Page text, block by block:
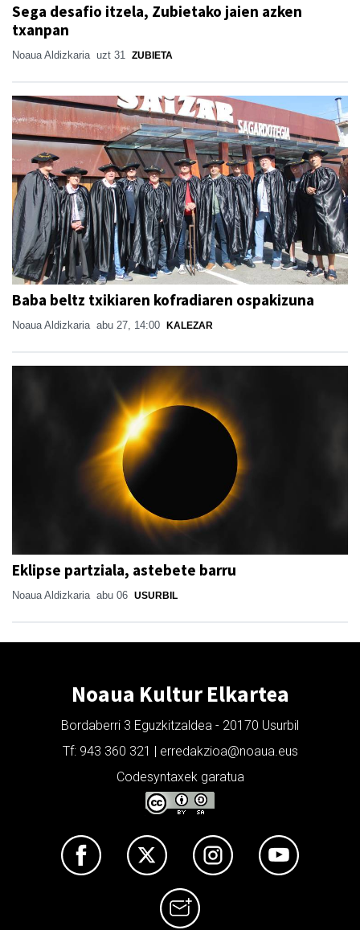
Sega desafio itzela, Zubietako jaien azken
txanpan
Noaua Aldizkaria uzt 31 ZUBIETA
Baba beltz txikiaren kofradiaren ospakizuna
Noaua Aldizkaria abu 27, 14:00 KALEZAR
Eklipse partziala, astebete barru
Noaua Aldizkaria abu 06 USURBIL
Noaua Kultur Elkartea
Bordaberri 3 Eguzkitzaldea - 20170 Usurbil
Tf: 943 360 321 | erredakzioa@noaua.eus
Codesyntaxek garatua